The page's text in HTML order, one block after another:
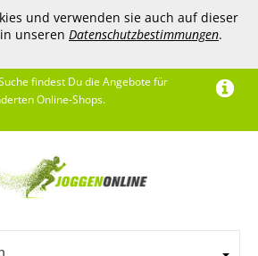
und verwenden sie auch auf dieser
unseren Datenschutzbestimmungen.
findest Du die Angebote für
Online-Shops.